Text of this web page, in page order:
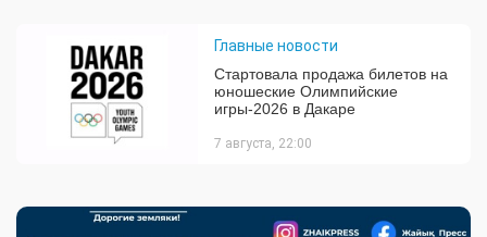
Главные новости
Стартовала продажа билетов на
юношеские Олимпийские
игры-2026 в Дакаре
7 августа, 22:00